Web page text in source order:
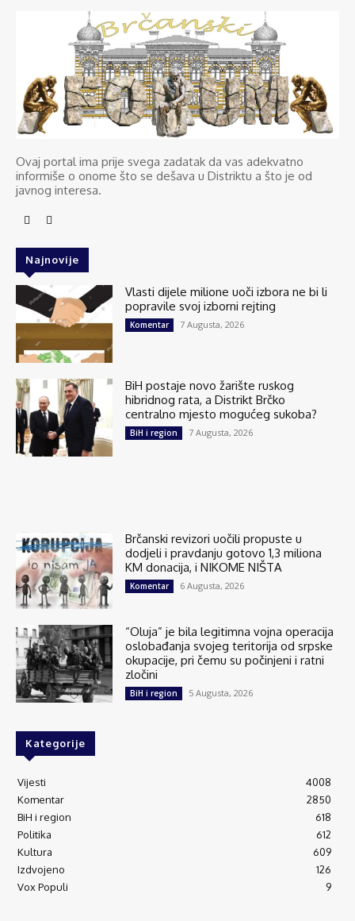
Ovaj portal ima prije svega zadatak da vas adekvatno
informiše o onome što se dešava u Distriktu a što je od
javnog interesa.
Najnovije
Vlasti dijele milione uoči izbora ne bi li
popravile svoj izborni rejting
Komentar 7 Augusta, 2026
BiH postaje novo žarište ruskog
hibridnog rata, a Distrikt Brčko
centralno mjesto mogućeg sukoba?
BiH i region 7 Augusta, 2026
Brčanski revizori uočili propuste u
dodjeli i pravdanju gotovo 1,3 miliona
KM donacija, i NIKOME NIŠTA
Komentar 6 Augusta, 2026
“Oluja” je bila legitimna vojna operacija
oslobađanja svojeg teritorija od srpske
okupacije, pri čemu su počinjeni i ratni
zločini
BiH i region 5 Augusta, 2026
Kategorije
Vijesti
4008
Komentar
2850
BiH i region
618
Politika
612
Kultura
609
Izdvojeno
126
Vox Populi
9